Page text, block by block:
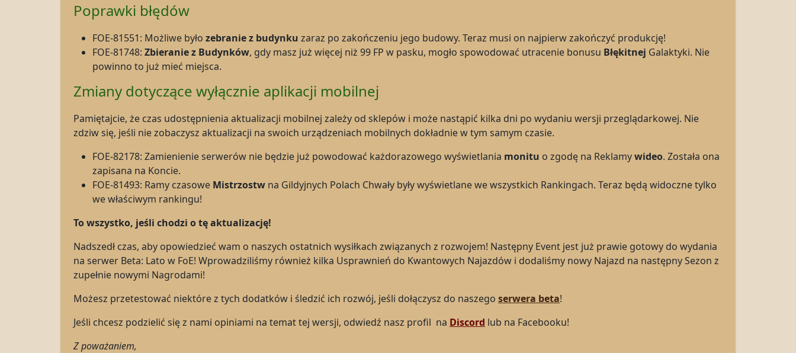
Poprawki błędów
FOE-81551: Możliwe było zebranie z budynku zaraz po zakończeniu jego budowy. Teraz musi on najpierw zakończyć produkcję!
FOE-81748: Zbieranie z Budynków, gdy masz już więcej niż 99 FP w pasku, mogło spowodować utracenie bonusu Błękitnej Galaktyki. Nie
powinno to już mieć miejsca.
Zmiany dotyczące wyłącznie aplikacji mobilnej
Pamiętajcie, że czas udostępnienia aktualizacji mobilnej zależy od sklepów i może nastąpić kilka dni po wydaniu wersji przeglądarkowej. Nie
zdziw się, jeśli nie zobaczysz aktualizacji na swoich urządzeniach mobilnych dokładnie w tym samym czasie.
FOE-82178: Zamienienie serwerów nie będzie już powodować każdorazowego wyświetlania monitu o zgodę na Reklamywideo. Została ona
zapisana na Koncie.
FOE-81493: Ramy czasowe Mistrzostw na Gildyjnych Polach Chwały były wyświetlane we wszystkich Rankingach. Teraz będą widoczne tylko
we właściwym rankingu!
To wszystko, jeśli chodzi o tę aktualizację!
Nadszedł czas, aby opowiedzieć wam o naszych ostatnich wysiłkach związanych z rozwojem! Następny Event jest już prawie gotowy do wydania
na serwer Beta: Lato w FoE! Wprowadziliśmy również kilka Usprawnień do Kwantowych Najazdów i dodaliśmy nowy Najazd na następny Sezon z
zupełnie nowymi Nagrodami!
Możesz przetestować niektóre z tych dodatków i śledzić ich rozwój, jeśli dołączysz do naszego serwera beta!
Jeśli chcesz podzielić się z nami opiniami na temat tej wersji, odwiedź nasz profil na Discord lub na Facebooku!
Z poważaniem,